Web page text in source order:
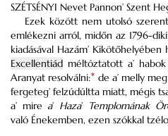
SZÉTSÉNYI Nevet Pannon’ Szent
Ezek között nem utolsó
emlékezni arról, midőn az 1796-diki
kiadásával Hazám’
Excellentiád méltóztatott a’
Aranyat resolválni:* de a’ melly
fergeteg’ felzúdúltta miatt, mégis
a’ mire a’ Haza’ Templomának
való Énekemben, ezen szókkal